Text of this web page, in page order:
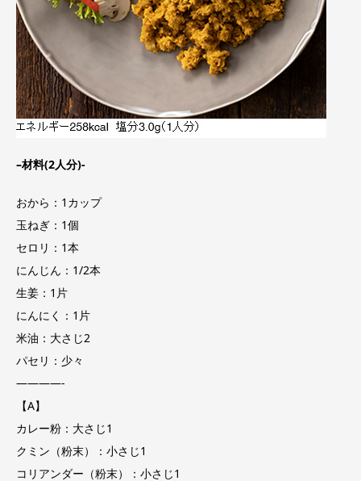
–材料(2人分)-
おから：1カップ
玉ねぎ：1個
セロリ：1本
にんじん：1/2本
生姜：1片
にんにく：1片
米油：大さじ2
パセリ：少々
————-
【A】
カレー粉：大さじ1
クミン（粉末）：小さじ1
コリアンダー（粉末）：小さじ1